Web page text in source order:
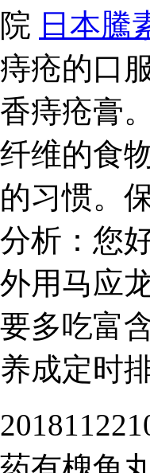
院 日本騰
痔疮的口
香痔疮膏
纤维的食
的习惯。
分析：您
外用马应
要多吃富
养成定时